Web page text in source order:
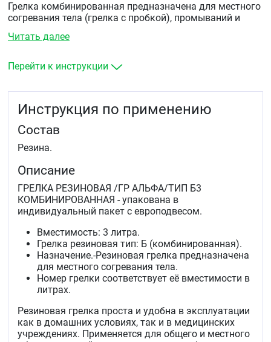
Грелка комбинированная предназначена для местного
согревания тела (грелка с пробкой), промываний и
Читать далее
Перейти к инструкции
Инструкция по применению
Состав
Резина.
Описание
ГРЕЛКА РЕЗИНОВАЯ /ГР АЛЬФА/ТИП Б3
КОМБИНИРОВАННАЯ - упакована в
индивидуальный пакет с европодвесом.
Вместимость: 3 литра.
Грелка резиновая тип: Б (комбинированная).
Назначение.-Резиновая грелка предназначена
для местного согревания тела.
Номер грелки соответствует её вместимости в
литрах.
Резиновая грелка проста и удобна в эксплуатации
как в домашних условиях, так и в медицинских
учреждениях. Применяется для общего и местного